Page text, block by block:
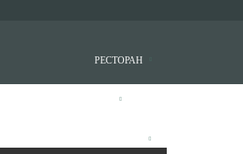
РЕСТОРАН